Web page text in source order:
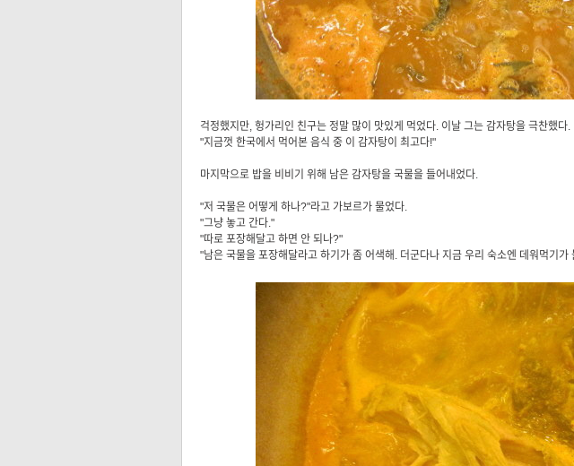
걱정했지만, 헝가리인 친구는 정말 많이 맛있게 먹었다. 이날 그는 감자탕을 극찬했다.
"지금껏 한국에서 먹어본 음식 중 이 감자탕이 최고다!"
마지막으로 밥을 비비기 위해 남은 감자탕을 국물을 들어내었다.
"저 국물은 어떻게 하나?"라고 가보르가 물었다.
"그냥 놓고 간다."
"따로 포장해달고 하면 안 되나?"
"남은 국물을 포장해달라고 하기가 좀 어색해. 더군다나 지금 우리 숙소엔 데워먹기가